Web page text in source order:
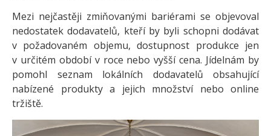
Mezi nejčastěji zmiňovanými bariérami se objevoval
nedostatek dodavatelů, kteří by byli schopni dodávat
v požadovaném objemu, dostupnost produkce jen
v určitém období v roce nebo vyšší cena. Jídelnám by
pomohl seznam lokálních dodavatelů obsahující
nabízené produkty a jejich množství nebo online
tržiště.